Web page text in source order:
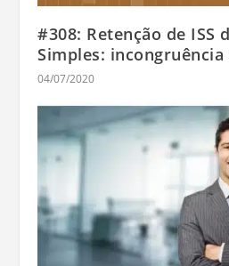
#308: Retenção de ISS
Simples:
04/07/2020